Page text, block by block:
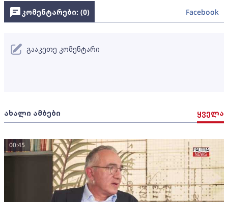
ახალი ამბები ყველა
00:45
კომენტარები: (0) Facebook
გააკეთე კომენტარი